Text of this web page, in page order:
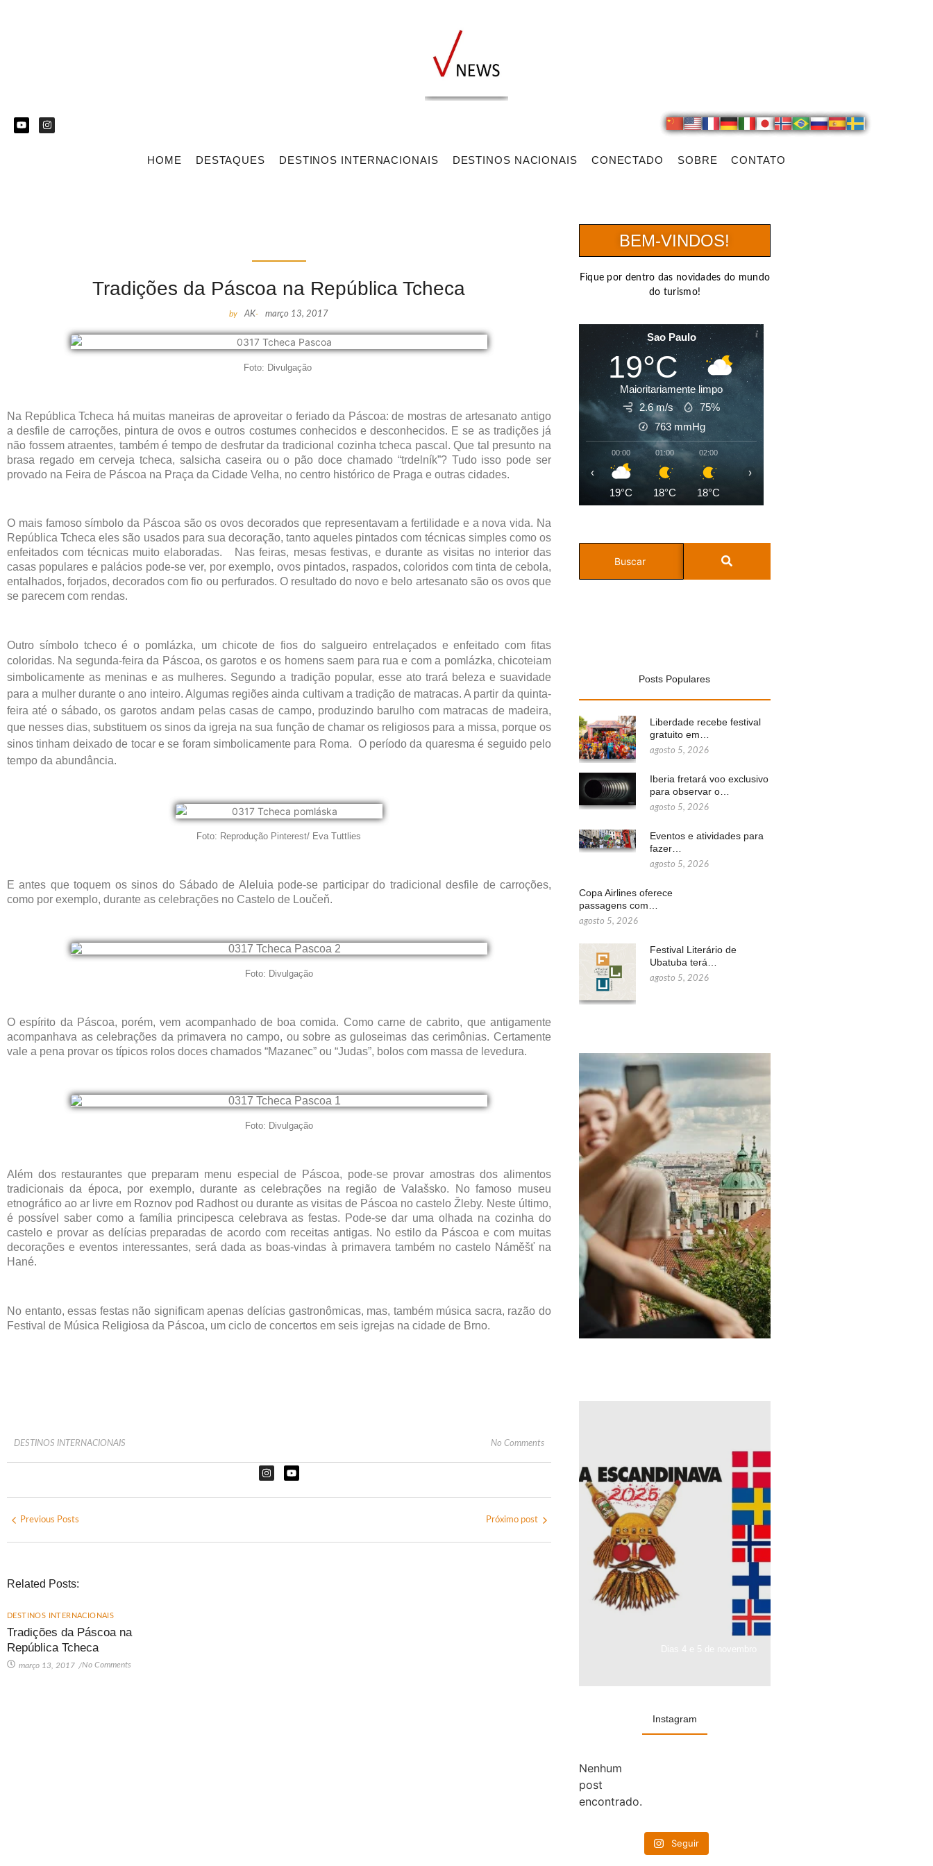
HOME DESTAQUES DESTINOS INTERNACIONAIS DESTINOS NACIONAIS CONECTADO SOBRE CONTATO
Tradições da Páscoa na República Tcheca
by AK- março 13, 2017
Foto: Divulgação
Na República Tcheca há muitas maneiras de aproveitar o feriado da Páscoa: de mostras de artesanato antigo
a desfile de carroções, pintura de ovos e outros costumes conhecidos e desconhecidos. E se as tradições já
não fossem atraentes, também é tempo de desfrutar da tradicional cozinha tcheca pascal. Que tal presunto na
brasa regado em cerveja tcheca, salsicha caseira ou o pão doce chamado “trdelník”? Tudo isso pode ser
provado na Feira de Páscoa na Praça da Cidade Velha, no centro histórico de Praga e outras cidades.
O mais famoso símbolo da Páscoa são os ovos decorados que representavam a fertilidade e a nova vida. Na
República Tcheca eles são usados para sua decoração, tanto aqueles pintados com técnicas simples como os
enfeitados com técnicas muito elaboradas. Nas feiras, mesas festivas, e durante as visitas no interior das
casas populares e palácios pode-se ver, por exemplo, ovos pintados, raspados, coloridos com tinta de cebola,
entalhados, forjados, decorados com fio ou perfurados. O resultado do novo e belo artesanato são os ovos que
se parecem com rendas.
Outro símbolo tcheco é o pomlázka, um chicote de fios do salgueiro entrelaçados e enfeitado com fitas
coloridas. Na segunda-feira da Páscoa, os garotos e os homens saem para rua e com a pomlázka,chicoteiam
simbolicamente as meninas e as mulheres. Segundo a tradição popular, esse ato trará beleza e suavidade
para a mulher durante o ano inteiro. Algumas regiões ainda cultivam a tradição de matracas. A partir da quinta-
feira até o sábado, os garotos andam pelas casas de campo, produzindo barulho com matracas de madeira,
que nesses dias, substituem os sinos da igreja na sua função de chamar os religiosos para a missa, porque os
sinos tinham deixado de tocar e se foram simbolicamente para Roma. O período da quaresma é seguido pelo
tempo da abundância.
Foto: Reprodução Pinterest/ Eva Tuttlies
E antes que toquem os sinos do Sábado de Aleluia pode-se participar do tradicional desfile de carroções,
como por exemplo, durante as celebrações no Castelo de Loučeň.
Foto: Divulgação
O espírito da Páscoa, porém, vem acompanhado de boa comida. Como carne de cabrito, que antigamente
acompanhava as celebrações da primavera no campo, ou sobre as guloseimas das cerimônias. Certamente
vale a pena provar os típicos rolos doces chamados “Mazanec” ou “Judas”, bolos com massa de levedura.
Foto: Divulgação
Além dos restaurantes que preparam menu especial de Páscoa, pode-se provar amostras dos alimentos
tradicionais da época, por exemplo, durante as celebrações na região de Valašsko. No famoso museu
etnográfico ao ar livre em Roznov pod Radhost ou durante as visitas de Páscoa no castelo Žleby. Neste último,
é possível saber como a família principesca celebrava as festas. Pode-se dar uma olhada na cozinha do
castelo e provar as delícias preparadas de acordo com receitas antigas. No estilo da Páscoa e com muitas
decorações e eventos interessantes, será dada as boas-vindas à primavera também no castelo Náměšť na
Hané.
No entanto, essas festas não significam apenas delícias gastronômicas, mas, também música sacra, razão do
Festival de Música Religiosa da Páscoa, um ciclo de concertos em seis igrejas na cidade de Brno.
DESTINOS INTERNACIONAIS No Comments
Previous Posts Próximo post
Related Posts:
DESTINOS INTERNACIONAIS
Tradições da Páscoa na
República Tcheca
março 13, 2017 /No Comments
BEM-VINDOS!
Fique por dentro das novidades do mundo
do turismo!
Sao Paulo
19°C
Maioritariamente limpo
2.6 m/s
75%
763 mmHg
00:00
19°C
01:00
18°C
02:00
18°C
‹ ›
Posts Populares
Liberdade recebe festival
gratuito em…
agosto 5, 2026
Iberia fretará voo exclusivo
para observar o…
agosto 5, 2026
Eventos e atividades para
fazer…
agosto 5, 2026
Copa Airlines oferece
passagens com…
agosto 5, 2026
Festival Literário de
Ubatuba terá…
agosto 5, 2026
Instagram
Nenhum
post
encontrado.
Seguir